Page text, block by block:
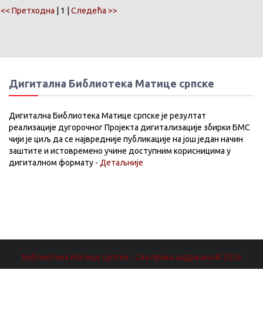
<< Претходна | 1 | Следећа >>
Дигитална Библиотека Матице српске
Дигитална Библиотека Матице српске је резултат
реализације дугорочног Пројекта дигитализације збирки БМС
чији је циљ да се највредније публикације на још један начин
заштите и истовремено учине доступним корисницима у
дигиталном формату - Детаљније
Библиотека Матице српске - Сва права задржана.© 2026